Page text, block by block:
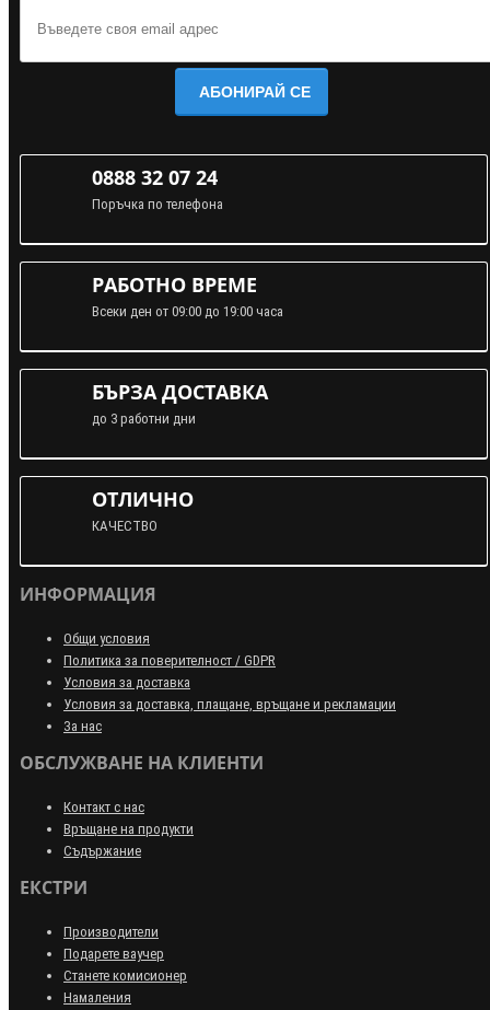
АБОНИРАЙ СЕ
0888 32 07 24
Поръчка по телефона
РАБОТНО ВРЕМЕ
Всеки ден от 09:00 до 19:00 часа
БЪРЗА ДОСТАВКА
до 3 работни дни
ОТЛИЧНО
КАЧЕСТВО
ИНФОРМАЦИЯ
Общи условия
Политика за поверителност / GDPR
Условия за доставка
Условия за доставка, плащане, връщане и рекламации
За нас
ОБСЛУЖВАНЕ НА КЛИЕНТИ
Контакт с нас
Връщане на продукти
Съдържание
ЕКСТРИ
Производители
Подарете ваучер
Станете комисионер
Намаления